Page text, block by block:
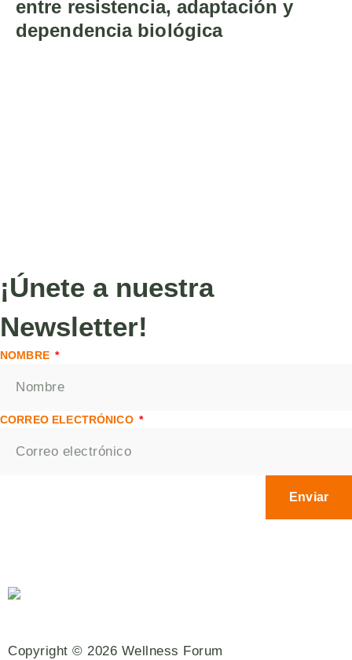
entre resistencia, adaptación y
dependencia biológica
¡Únete a nuestra
Newsletter!
NOMBRE
CORREO ELECTRÓNICO
Enviar
Copyright © 2026 Wellness Forum